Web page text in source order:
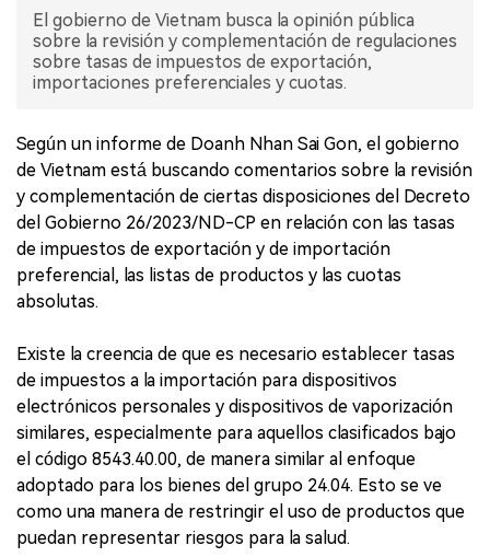
El gobierno de Vietnam busca la opinión pública
sobre la revisión y complementación de regulaciones
sobre tasas de impuestos de exportación,
importaciones preferenciales y cuotas.
Según un informe de Doanh Nhan Sai Gon, el gobierno
de Vietnam está buscando comentarios sobre la revisión
y complementación de ciertas disposiciones del Decreto
del Gobierno 26/2023/ND-CP en relación con las tasas
de impuestos de exportación y de importación
preferencial, las listas de productos y las cuotas
absolutas.
Existe la creencia de que es necesario establecer tasas
de impuestos a la importación para dispositivos
electrónicos personales y dispositivos de vaporización
similares, especialmente para aquellos clasificados bajo
el código 8543.40.00, de manera similar al enfoque
adoptado para los bienes del grupo 24.04. Esto se ve
como una manera de restringir el uso de productos que
puedan representar riesgos para la salud.